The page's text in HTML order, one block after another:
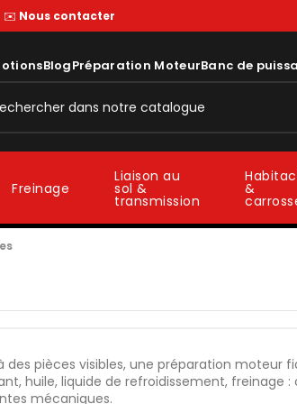
✉️ Nous contacter
BlogPréparation MoteurBanc de
Freinage
Liaison au
sol &
transmission
&
des pièces visibles, une préparation moteur
huile, liquide de refroidissement, freinage
mécaniques.